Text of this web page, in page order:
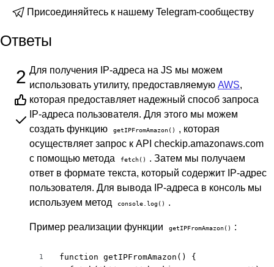
Присоединяйтесь к нашему Telegram-сообществу
Ответы
2 Для получения IP-адреса на JS мы можем
использовать утилиту, предоставляемую AWS,
которая предоставляет надежный способ запроса
IP-адреса пользователя. Для этого мы можем
создать функцию
getIPFromAmazon()
, которая
осуществляет запрос к API checkip.amazonaws.com
с помощью метода
fetch()
. Затем мы получаем
ответ в формате текста, который содержит IP-адрес
пользователя. Для вывода IP-адреса в консоль мы
используем метод
console.log() .
Пример реализации функции getIPFromAmazon() :
1
function getIPFromAmazon() {